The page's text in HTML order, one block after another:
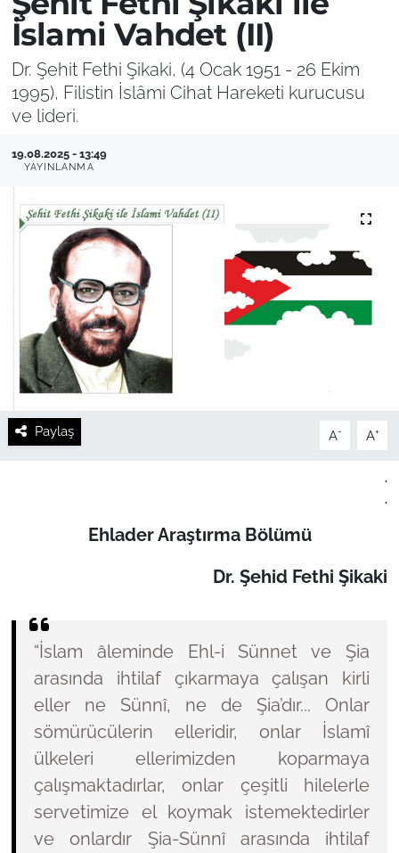
İslami Vahdet (II)
Dr. Şehit Fethi Şikaki, (4 Ocak 1951 - 26 Ekim
1995), Filistin İslâmi Cihat Hareketi kurucusu
ve lideri.
19.08.2025 - 13:49
YAYINLANMA
Paylaş A- A+
.
.
Ehlader Araştırma Bölümü
Dr. Şehid Fethi Şikaki
“İslam âleminde Ehl-i Sünnet ve Şia
arasında ihtilaf çıkarmaya çalışan kirli
eller ne Sünnî, ne de Şia’dır... Onlar
sömürücülerin elleridir, onlar İslamî
ülkeleri ellerimizden koparmaya
çalışmaktadırlar, onlar çeşitli hilelerle
servetimize el koymak istemektedirler
ve onlardır Şia-Sünnî arasında ihtilaf